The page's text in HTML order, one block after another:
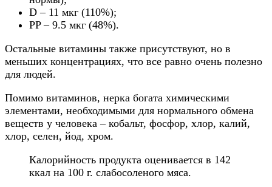
D – 11 мкг (110%);
PP – 9.5 мкг (48%).
Остальные витамины также присутствуют, но в
меньших концентрациях, что все равно очень полезно
для людей.
Помимо витаминов, нерка богата химическими
элементами, необходимыми для нормального обмена
веществ у человека – кобальт, фосфор, хлор, калий,
хлор, селен, йод, хром.
Калорийность продукта оценивается в 142
ккал на 100 г. слабосоленого мяса.